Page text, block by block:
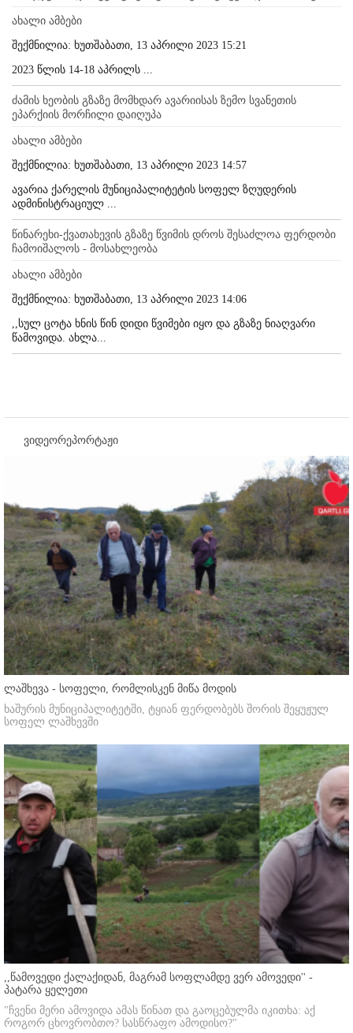
ახალი ამბები
შექმნილია: ხუთშაბათი, 13 აპრილი 2023 15:21
2023 წლის 14-18 აპრილს ...
ძამის ხეობის გზაზე მომხდარ ავარიისას ზემო სვანეთის
ეპარქიის მორჩილი დაიღუპა
ახალი ამბები
შექმნილია: ხუთშაბათი, 13 აპრილი 2023 14:57
ავარია ქარელის მუნიციპალიტეტის სოფელ ზღუდერის
ადმინისტრაციულ ...
წინარეხი-ქვათახევის გზაზე წვიმის დროს შესაძლოა ფერდობი
ჩამოიშალოს - მოსახლეობა
ახალი ამბები
შექმნილია: ხუთშაბათი, 13 აპრილი 2023 14:06
,,სულ ცოტა ხნის წინ დიდი წვიმები იყო და გზაზე ნიაღვარი
წამოვიდა. ახლა...
ვიდეორეპორტაჟი
ლაშხევა - სოფელი, რომლისკენ მიწა მოდის
ხაშურის მუნიციპალიტეტში, ტყიან ფერდობებს შორის შეყუჟულ
სოფელ ლაშხევში
,,წამოვედი ქალაქიდან, მაგრამ სოფლამდე ვერ ამოვედი'' -
პატარა ყელეთი
"ჩვენი მერი ამოვიდა ამას წინათ და გაოცებულმა იკითხა: აქ
როგორ ცხოვრობთო? სასწრაფო ამოდისო?"